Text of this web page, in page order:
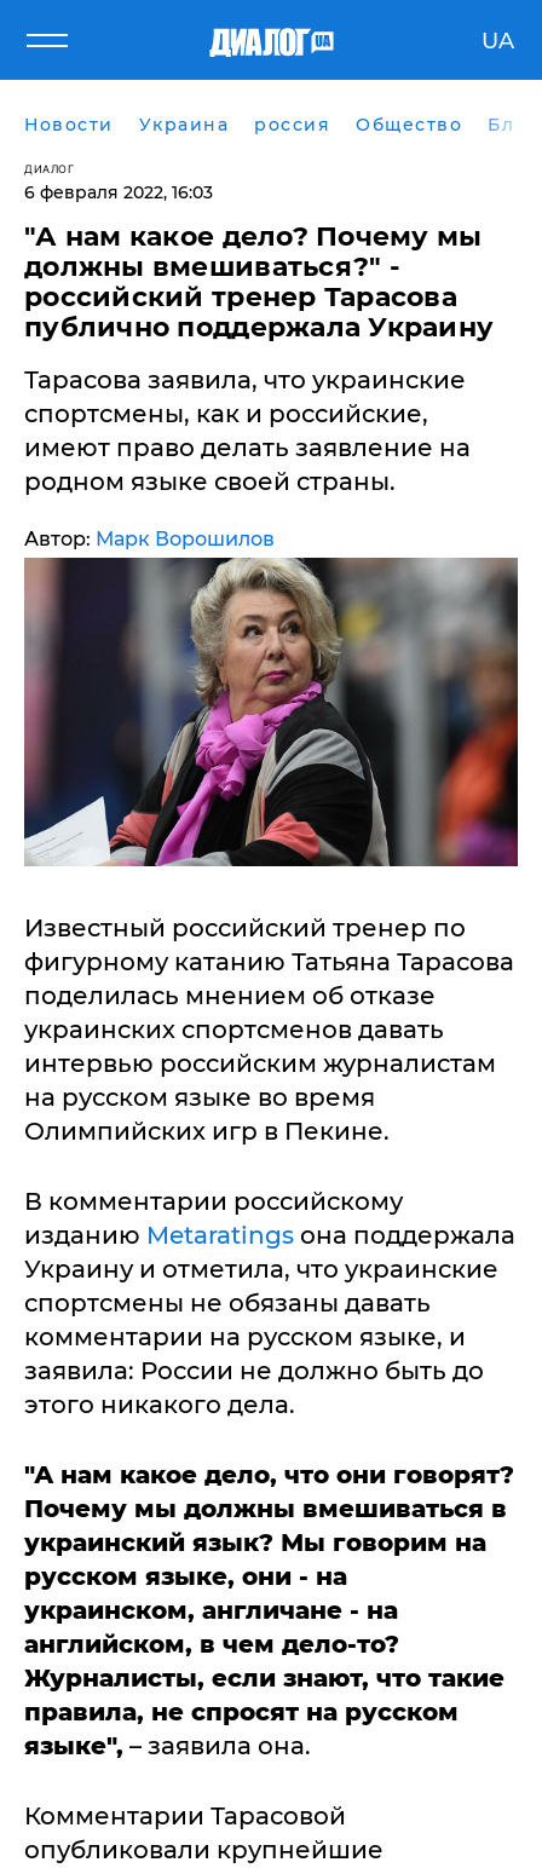
UA
Новости Украина россия Общество
ДИАЛОГ
6 февраля 2022, 16:03
"А нам какое дело? Почему мы
должны вмешиваться?" -
российский тренер Тарасова
публично поддержала Украину
Тарасова заявила, что украинские
спортсмены, как и российские,
имеют право делать заявление на
родном языке своей страны.
Автор: Марк Ворошилов
Известный российский тренер по
фигурному катанию Татьяна Тарасова
поделилась мнением об отказе
украинских спортсменов давать
интервью российским журналистам
на русском языке во время
Олимпийских игр в Пекине.
В комментарии российскому
изданию Metaratings она поддержала
Украину и отметила, что украинские
спортсмены не обязаны давать
комментарии на русском языке, и
заявила: России не должно быть до
этого никакого дела.
"А нам какое дело, что они говорят?
Почему мы должны вмешиваться в
украинский язык? Мы говорим на
русском языке, они - на
украинском, англичане - на
английском, в чем дело-то?
Журналисты, если знают, что такие
правила, не спросят на русском
языке", – заявила она.
Комментарии Тарасовой
опубликовали крупнейшие